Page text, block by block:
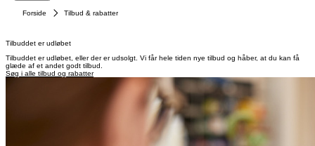
Forside Tilbud & rabatter
Tilbuddet er udløbet
Tilbuddet er udløbet, eller der er udsolgt. Vi får hele tiden nye tilbud og håber, at du kan få
glæde af et andet godt tilbud.
Søg i alle tilbud og rabatter